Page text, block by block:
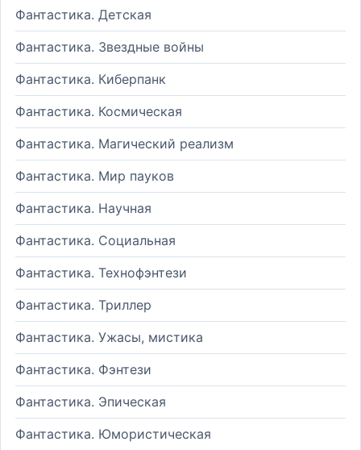
Фантастика. Детская
Фантастика. Звездные войны
Фантастика. Киберпанк
Фантастика. Космическая
Фантастика. Магический реализм
Фантастика. Мир пауков
Фантастика. Научная
Фантастика. Социальная
Фантастика. Технофэнтези
Фантастика. Триллер
Фантастика. Ужасы, мистика
Фантастика. Фэнтези
Фантастика. Эпическая
Фантастика. Юмористическая